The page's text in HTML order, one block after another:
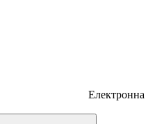
Електронна